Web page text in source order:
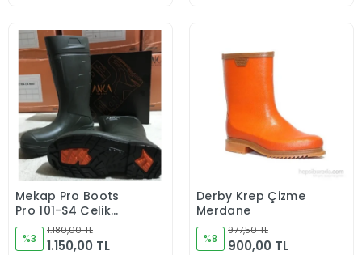
Sepete Ekle
Mekap Pro Boots
Pro 101-S4 Çelik
Burunlu İş Güvenlik
Çizmesi
%3
1.180,00 TL
1.150,00 TL
Sepete Ekle
Derby Krep Çizme
Merdane
%8
977,50 TL
900,00 TL